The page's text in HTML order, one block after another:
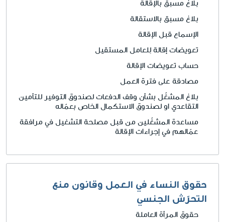
بلاغ مسبق بالإقالة
بلاغ مسبق بالاستقالة
الإسماع قبل الإقالة
تعويضات إقالة لِلعامل المستقيل
حساب تعويضات الإقالة
مصادقة على فترة العمل
بلاغ المشغّل بشأن وقف الدفعات لصندوق التوفير للتأمين
التقاعدي او لصندوق الاستكمال الخاص بعمّاله
مساعدة المشغّلين من قبل مصلحة التشغيل في مرافقة
عمّالهم في إجراءات الإقالة
حقوق النساء في العمل وقانون منع
التحرّش الجنسي
حقوق المرأة العاملة